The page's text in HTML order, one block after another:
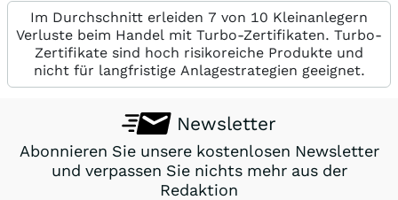
Im Durchschnitt erleiden 7 von 10 Kleinanlegern
Verluste beim Handel mit Turbo-Zertifikaten. Turbo-
Zertifikate sind hoch risikoreiche Produkte und
nicht für langfristige Anlagestrategien geeignet.
Newsletter
Abonnieren Sie unsere kostenlosen Newsletter
und verpassen Sie nichts mehr aus der
Redaktion